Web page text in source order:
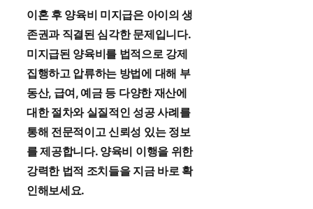
이혼 후 양육비 미지급은 아이의 생
존권과 직결된 심각한 문제입니다.
미지급된 양육비를 법적으로 강제
집행하고 압류하는 방법에 대해 부
동산, 급여, 예금 등 다양한 재산에
대한 절차와 실질적인 성공 사례를
통해 전문적이고 신뢰성 있는 정보
를 제공합니다. 양육비 이행을 위한
강력한 법적 조치들을 지금 바로 확
인해보세요.